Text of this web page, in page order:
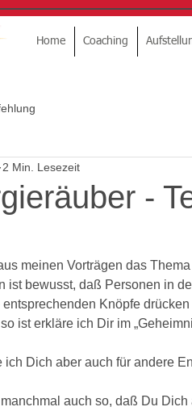
Home Coaching
-
2 Min. Lesezeit
meinen Vorträgen das
ist bewusst, daß Personen in
Knöpfe
ist erkläre ich Dir im
ich Dich aber auch für andere
auch so, daß Du